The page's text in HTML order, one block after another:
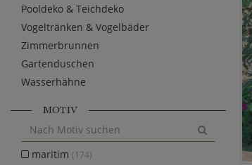
Pooldeko & Teichdeko
Vogeltränken & Vogelbäder
Zimmerbrunnen
Gartenduschen
Wasserhähne
MOTIV
maritim (174)